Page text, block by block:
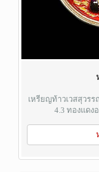
เหรียญท้าวเวสสุวร
4.3 ทองแดง